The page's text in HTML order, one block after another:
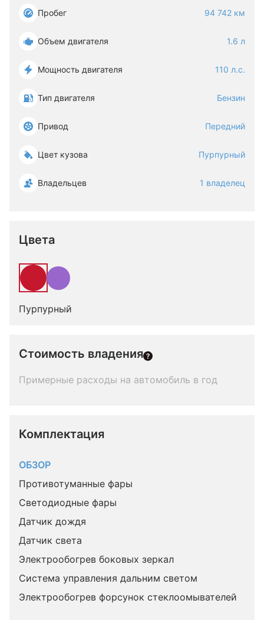
Пробег 94 742 км
Объем двигателя 1.6 л
Мощность двигателя 110 л.с.
Тип двигателя Бензин
Привод Передний
Цвет кузова Пурпурный
Владельцев 1 владелец
Цвета
Пурпурный
Стоимость владения
Примерные расходы на автомобиль в год
Комплектация
ОБЗОР
Противотуманные фары
Светодиодные фары
Датчик дождя
Датчик света
Электрообогрев боковых зеркал
Система управления дальним светом
Электрообогрев форсунок стеклоомывателей